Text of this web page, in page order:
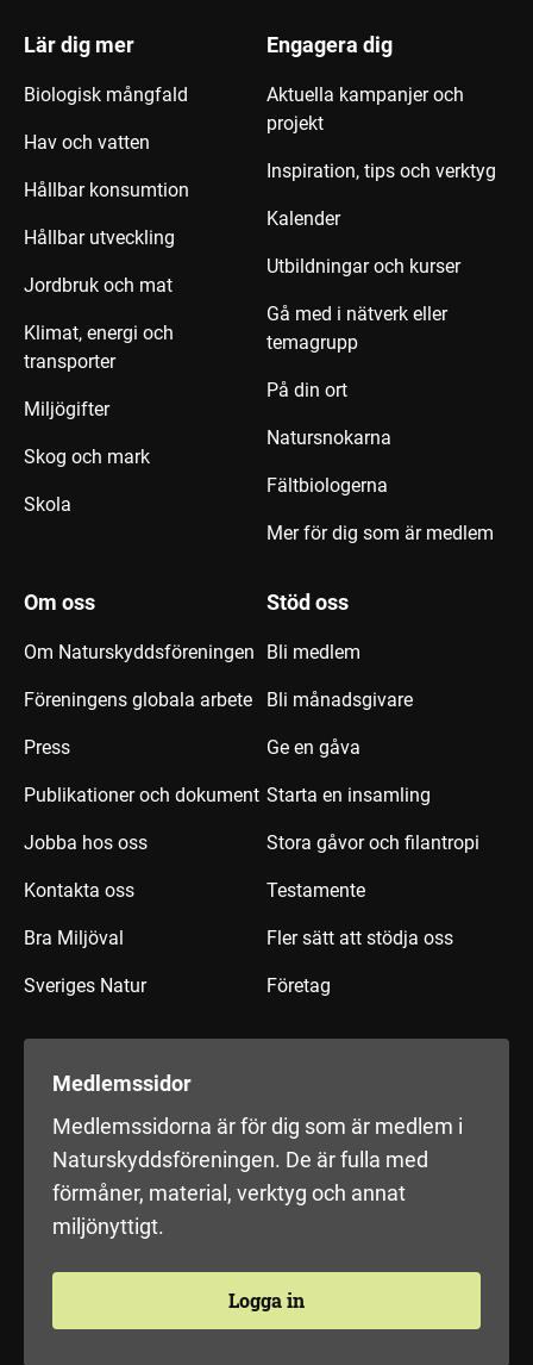
Lär dig mer
Biologisk mångfald
Hav och vatten
Hållbar konsumtion
Hållbar utveckling
Jordbruk och mat
Klimat, energi och
transporter
Miljögifter
Skog och mark
Skola
Engagera dig
Aktuella kampanjer och
projekt
Inspiration, tips och verktyg
Kalender
Utbildningar och kurser
Gå med i nätverk eller
temagrupp
På din ort
Natursnokarna
Fältbiologerna
Mer för dig som är medlem
Om oss
Om Naturskyddsföreningen
Föreningens globala arbete
Press
Publikationer och dokument
Jobba hos oss
Kontakta oss
Bra Miljöval
Sveriges Natur
Stöd oss
Bli medlem
Bli månadsgivare
Ge en gåva
Starta en insamling
Stora gåvor och filantropi
Testamente
Fler sätt att stödja oss
Företag
Medlemssidor
Medlemssidorna är för dig som är medlem i
Naturskyddsföreningen. De är fulla med
förmåner, material, verktyg och annat
miljönyttigt.
Logga in